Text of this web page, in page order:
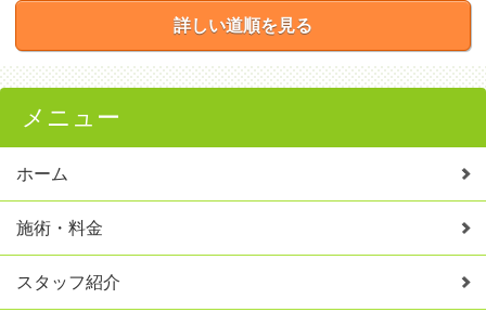
詳しい道順を見る
メニュー
ホーム
施術・料金
スタッフ紹介